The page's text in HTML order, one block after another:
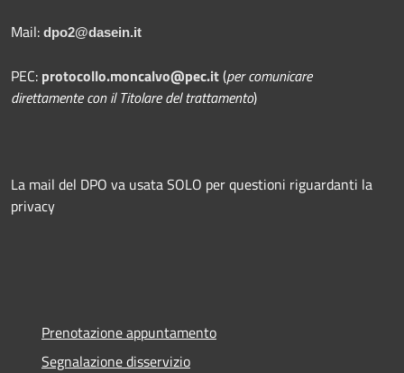
Mail: dpo2@dasein.it
PEC: protocollo.moncalvo@pec.it(per comunicare
direttamente con il Titolare del trattamento)
La mail del DPO va usata SOLO per questioni riguardanti la
privacy
Prenotazione appuntamento
Segnalazione disservizio